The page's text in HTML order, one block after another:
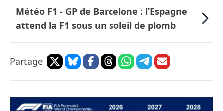
Météo F1 - GP de Barcelone : l’Espagne
attend la F1 sous un soleil de plomb
Partage